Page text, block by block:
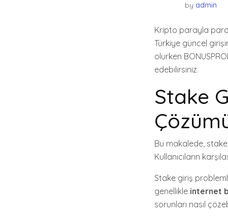
by admin
Kripto parayla para
Türkiye güncel
olurken
edebilirsiniz.
Stake
Bu makalede,
Kullanıcıların
Stake giriş
genellikle internet
sorunları nasıl